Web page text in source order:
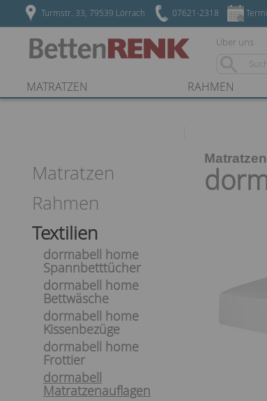
Turmstr. 33, 79539 Lörrach 07621-2318
Über uns
MATRATZEN RAHMEN
Matratzen
Rahmen
Textilien
dormabell home
Spannbetttücher
dormabell home
Bettwäsche
dormabell home
Kissenbezüge
dormabell home
Frottier
dormabell
Matratzenauflagen